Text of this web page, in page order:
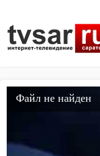
Файл не найден